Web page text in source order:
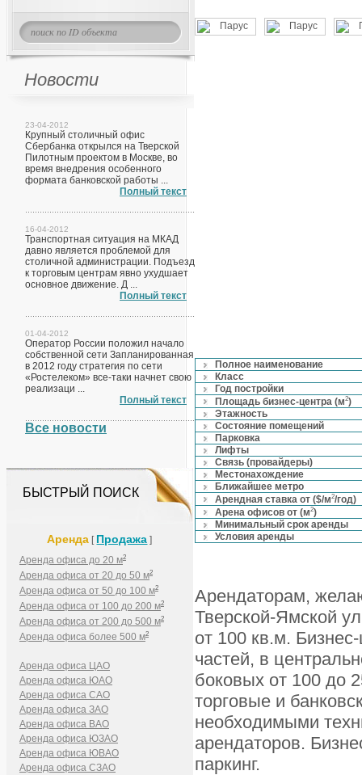
Новости
23-04-2012
Крупный столичный офис
Сбербанка открылся на Тверской
Пилотным проектом в Москве, во
время внедрения особенного
формата банковской работы ...
Полный текст
16-04-2012
Транспортная ситуация на МКАД
давно является проблемой для
столичной администрации. Подъезд
к торговым центрам явно ухудшает
основное движение. Д ...
Полный текст
01-04-2012
Оператор России положил начало
собственной сети Запланированная
в 2012 году стратегия по сети
«Ростелеком» все-таки начнет свою
реализаци ...
Полный текст
Все новости
БЫСТРЫЙ ПОИСК
Аренда [ Продажа ]
Аренда офиса до 20 м2
Аренда офиса от 20 до 50 м2
Аренда офиса от 50 до 100 м2
Аренда офиса от 100 до 200 м2
Аренда офиса от 200 до 500 м2
Аренда офиса более 500 м2
Аренда офиса ЦАО
Аренда офиса ЮАО
Аренда офиса САО
Аренда офиса ЗАО
Аренда офиса ВАО
Аренда офиса ЮЗАО
Аренда офиса ЮВАО
Аренда офиса СЗАО
Полное наименование
Класс
Год постройки
Площадь бизнес-центра (м2)
Этажность
Состояние помещений
Парковка
Лифты
Связь (провайдеры)
Местонахождение
Ближайшее метро
Арендная ставка от ($/м2/год)
Арена офисов от (м2)
Минимальный срок аренды
Условия аренды
Арендаторам,
Тверской-Ямской
от 100 кв.м.
частей, в
боковых от 100 до
торговые и
необходимыми
арендаторов.
паркинг.